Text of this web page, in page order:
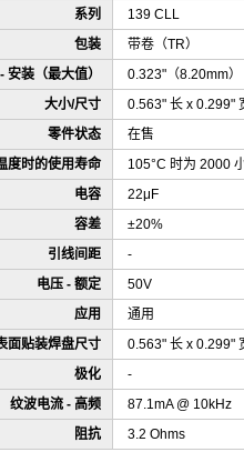
系列
139 CLL
包装
带卷（TR）
安装（最大值）
0.323"（8.20mm）
大小/尺寸
0.563" 长 x 0.299"
零件状态
在售
度时的使用寿命
105°C 时为 2000
电容
22μF
容差
±20%
引线间距
-
电压 - 额定
50V
应用
通用
面贴装焊盘尺寸
0.563" 长 x 0.299"
极化
-
纹波电流 - 高频
87.1mA @ 10kHz
阻抗
3.2 Ohms